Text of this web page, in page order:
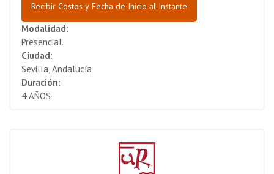
Recibir Costos y Fecha de Inicio al Instante
Modalidad:
Presencial.
Ciudad:
Sevilla, Andalucía
Duración:
4 AÑOS